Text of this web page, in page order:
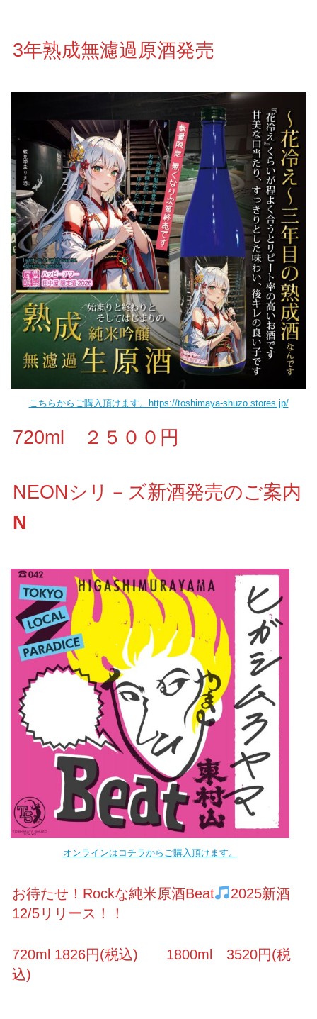
3年熟成無濾過原酒発売
こちらからご購入頂けます。https://toshimaya-shuzo.stores.jp/
720ml ２５００円
NEONシリ－ズ新酒発売のご案内
N
オンラインはコチラからご購入頂けます。
お待たせ！Rockな純米原酒Beat
2025新酒
12/5リリース！！
720ml 1826円(税込) 1800ml 3520円(税
込)